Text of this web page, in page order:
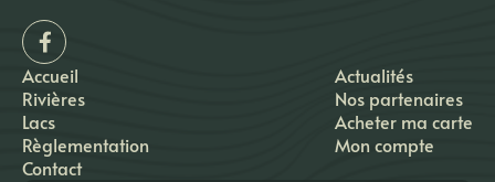
Accueil
Rivières
Lacs
Règlementation
Contact
Actualités
Nos partenaires
Acheter ma carte
Mon compte